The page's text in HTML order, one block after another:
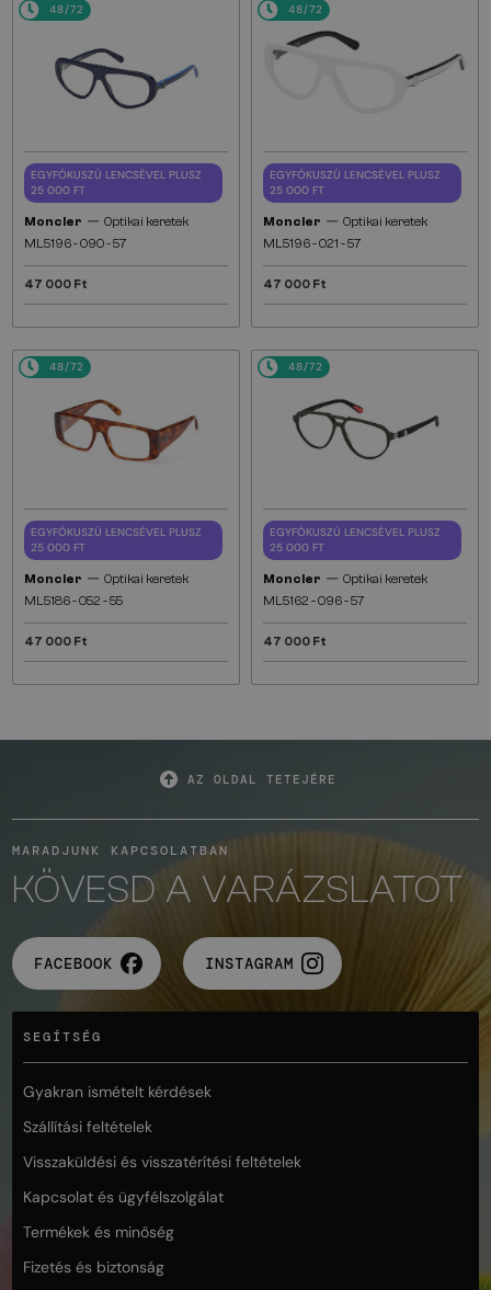
48/72
EGYFÓKUSZÚ LENCSÉVEL PLUSZ
25 000 FT
Moncler — Optikai keretek
ML5196 - 090 - 57
47 000 Ft
48/72
EGYFÓKUSZÚ LENCSÉVEL PLUSZ
25 000 FT
Moncler — Optikai keretek
ML5196 - 021 - 57
47 000 Ft
48/72
EGYFÓKUSZÚ LENCSÉVEL PLUSZ
25 000 FT
Moncler — Optikai keretek
ML5186 - 052 - 55
47 000 Ft
48/72
EGYFÓKUSZÚ LENCSÉVEL PLUSZ
25 000 FT
Moncler — Optikai keretek
ML5162 - 096 - 57
47 000 Ft
AZ OLDAL TETEJÉRE
MARADJUNK KAPCSOLATBAN
KÖVESD A VARÁZSLATOT
FACEBOOK INSTAGRAM
SEGÍTSÉG
Gyakran ismételt kérdések
Szállítási feltételek
Visszaküldési és visszatérítési feltételek
Kapcsolat és ügyfélszolgálat
Termékek és minőség
Fizetés és biztonság